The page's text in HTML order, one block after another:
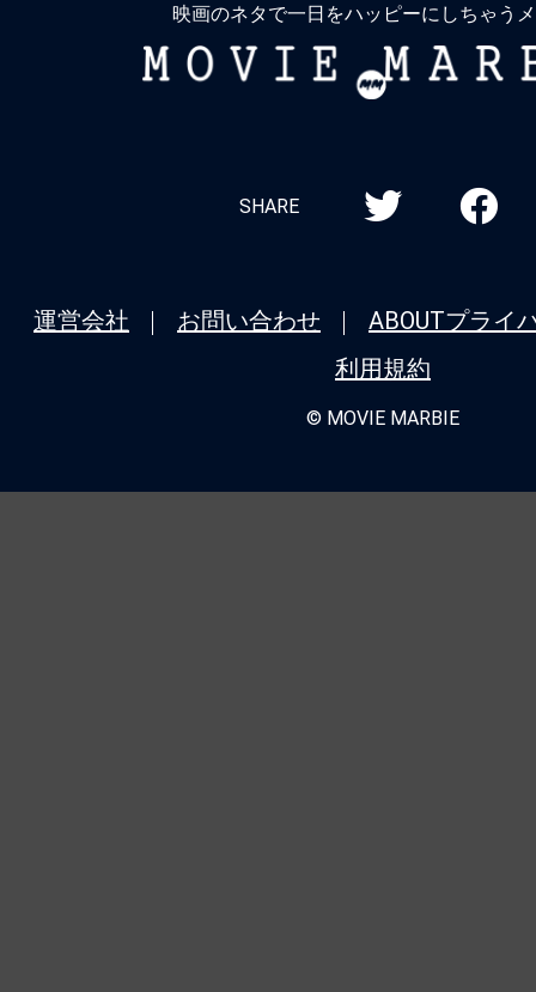
映画のネタで一日をハッピーにしちゃう
MOVIE
SHARE
運営会社 お問い合わせ ABOUTプライ
利用規約
© MOVIE MARBIE